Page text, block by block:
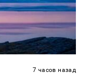
7 часов назад